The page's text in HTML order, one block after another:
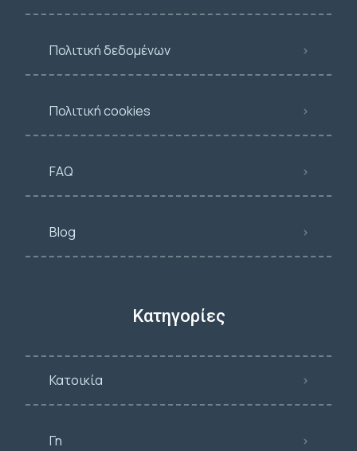
Πολιτική δεδομένων
Πολιτική cookies
FAQ
Blog
Κατηγορίες
Κατοικία
Γη